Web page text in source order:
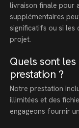
livraison finale pour
supplémentaires
significatifs ou si les
projet.
Quels sont
prestation ?
Notre prestation
illimitées et des
engageons fournir